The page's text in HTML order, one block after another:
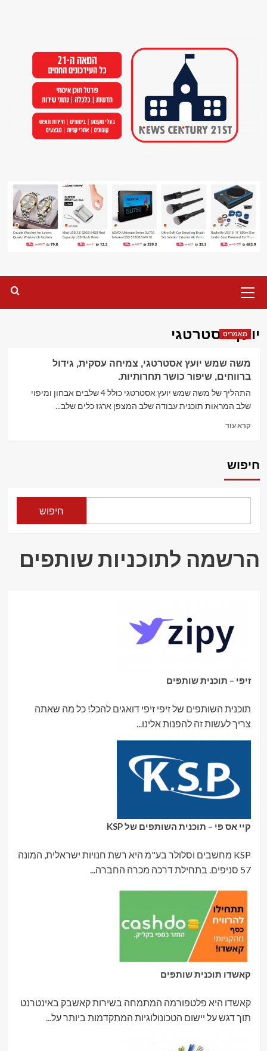
Menu
יועץ אסטרטגי
מאמרים
משה שמש יועץ אסטרטגי, צמיחה עסקית, גידול
ברווחים, שיפור כושר תחרותיות.
התהליך של משה שמש יועץ אסטרטגי כולל 4 שלבים אבחון ומיפוי
שלב המראות תוכנית עבודה שלב המצפן ארגז כלים שלב...
קרא עודRead
יועץ
גידול
כושר
חיפוש
חיפוש
הרשמה לתוכניות שותפים
זיפי – תוכנית שותפים
תוכנית השותפים של זיפי זיפי דואגים להכל! כל מה שאתה
צריך לעשות זה להפנות אלינו...
קיי אס פי – תוכנית השותפים של KSP
KSP מחשבים וסלולר בע"מ היא רשת חנויות ישראלית, המונה
57 סניפים. בתחילת דרכה מכרה החברה...
קאשדו תוכנית שותפים
קאשדו היא פלטפורמה המתמחה בשירות קאשבק באינטרנט
תוך דגש על יישום הטכונולוגיות המתקדמות ביותר על...